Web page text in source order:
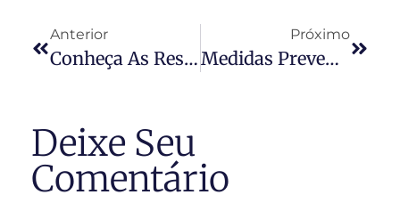
Anterior
Conheça As Responsabilidades Do Síndico Perante As Novas Regras De Reforma Da ABNT
Próximo
Medidas Preventivas Garantem Maior Segurança
Deixe Seu
Comentário